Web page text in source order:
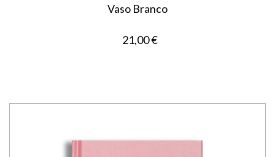
Vaso Branco
21,00 €